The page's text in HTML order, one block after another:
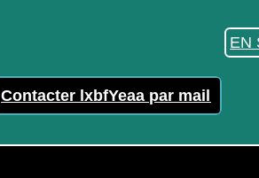
EN
Contacter lxbfYeaa par mail